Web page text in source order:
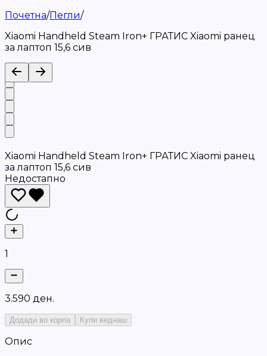
Почетна/Пегли/
Xiaomi Handheld Steam Iron+ ГРАТИС Xiaomi ранец
за лаптоп 15,6 сив
Xiaomi Handheld Steam Iron+ ГРАТИС Xiaomi ранец
за лаптоп 15,6 сив
Недостапно
1
3.590 ден.
Додади во корпа Купи веднаш
Опис